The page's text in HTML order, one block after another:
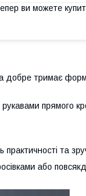
ви можете
добре тримає
прямого
та
або